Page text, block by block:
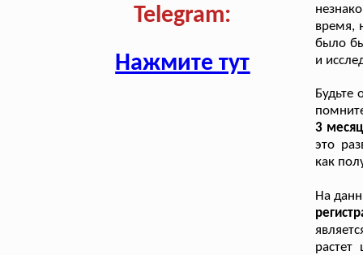
Telegram:
Нажмите тут
время,
было
и
Будьте
3
это
как
На